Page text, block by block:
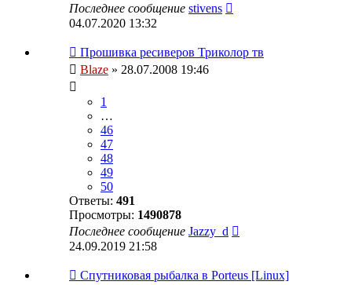
Последнее сообщение stivens
04.07.2020 13:32
Прошивка ресиверов Триколор тв
Blaze » 28.07.2008 19:46
1
…
46
47
48
49
50
Ответы: 491
Просмотры: 1490878
Последнее сообщение Jazzy_d
24.09.2019 21:58
Спутниковая рыбалка в Porteus [Linux]